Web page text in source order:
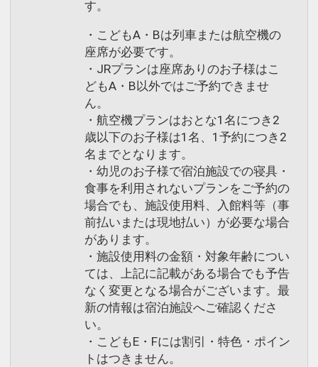
す。
・こどもA・Bは列車または航空機の
座席が必要です。
・JRプランは座席ありのお子様はこ
どもA・B以外ではご予約できませ
ん。
・航空機プランはおとな1名につき2
歳以下のお子様は1名、1予約につき2
名までとなります。
・幼児のお子様で宿泊施設での寝具・
食事を利用されないプランをご予約の
場合でも、施設使用料、入館料等（事
前払いまたは現地払い）が必要な場合
があります。
・施設使用料の金額・対象年齢につい
ては、上記に記載がある場合でも予告
なく変更となる場合がございます。最
新の情報は宿泊施設へご確認くださ
い。
・こどもE・Fには割引・特色・ポイン
トはつきません。